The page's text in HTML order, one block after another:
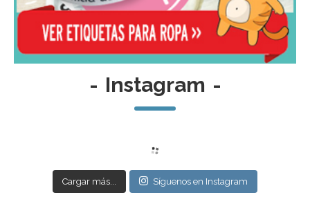
- Instagram -
Cargar más... Síguenos en Instagram